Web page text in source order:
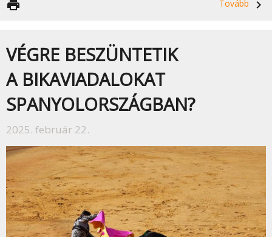
Tovább
navigate_next
print
VÉGRE BESZÜNTETIK
A BIKAVIADALOKAT
SPANYOLORSZÁGBAN?
2025. február 22.